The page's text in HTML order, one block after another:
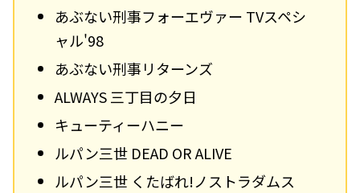
あぶない刑事フォーエヴァー TVスペシ
ャル'98
あぶない刑事リターンズ
ALWAYS 三丁目の夕日
キューティーハニー
ルパン三世 DEAD OR ALIVE
ルパン三世 くたばれ!ノストラダムス